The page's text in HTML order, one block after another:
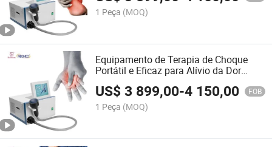
1 Peça (MOQ)
Equipamento de Terapia de Choque
Portátil e Eficaz para Alívio da Dor
Muscular
US$3 899,00-4 150,00 FOB
1 Peça (MOQ)